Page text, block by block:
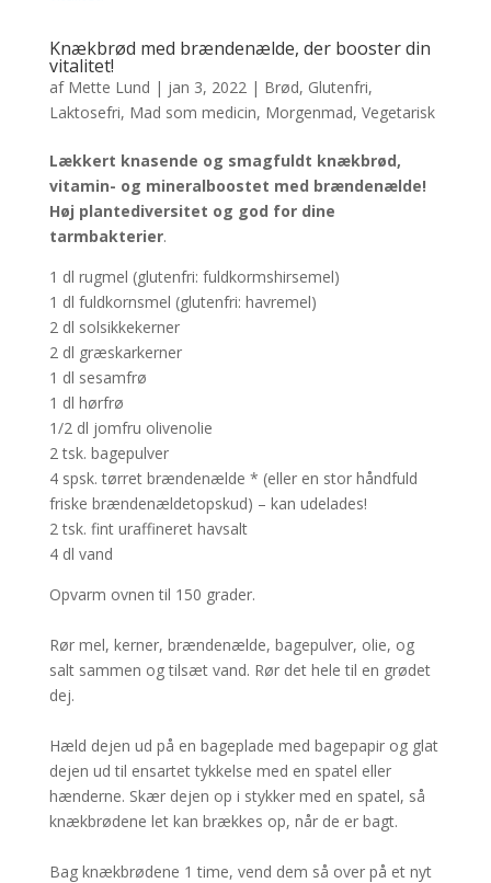
Knækbrød med brændenælde, der booster din
vitalitet!
af Mette Lund | jan 3, 2022| Brød, Glutenfri,
Laktosefri, Mad som medicin, Morgenmad, Vegetarisk
Lækkert knasende og smagfuldt knækbrød,
vitamin- og mineralboostet med brændenælde!
Høj plantediversitet og god for dine
tarmbakterier.
1 dl rugmel (glutenfri: fuldkormshirsemel)
1 dl fuldkornsmel (glutenfri: havremel)
2 dl solsikkekerner
2 dl græskarkerner
1 dl sesamfrø
1 dl hørfrø
1/2 dl jomfru olivenolie
2 tsk. bagepulver
4 spsk. tørret brændenælde * (eller en stor håndfuld
friske brændenældetopskud) – kan udelades!
2 tsk. fint uraffineret havsalt
4 dl vand
Opvarm ovnen til 150 grader.
Rør mel, kerner, brændenælde, bagepulver, olie, og
salt sammen og tilsæt vand. Rør det hele til en grødet
dej.
Hæld dejen ud på en bageplade med bagepapir og glat
dejen ud til ensartet tykkelse med en spatel eller
hænderne. Skær dejen op i stykker med en spatel, så
knækbrødene let kan brækkes op, når de er bagt.
Bag knækbrødene 1 time, vend dem så over på et nyt